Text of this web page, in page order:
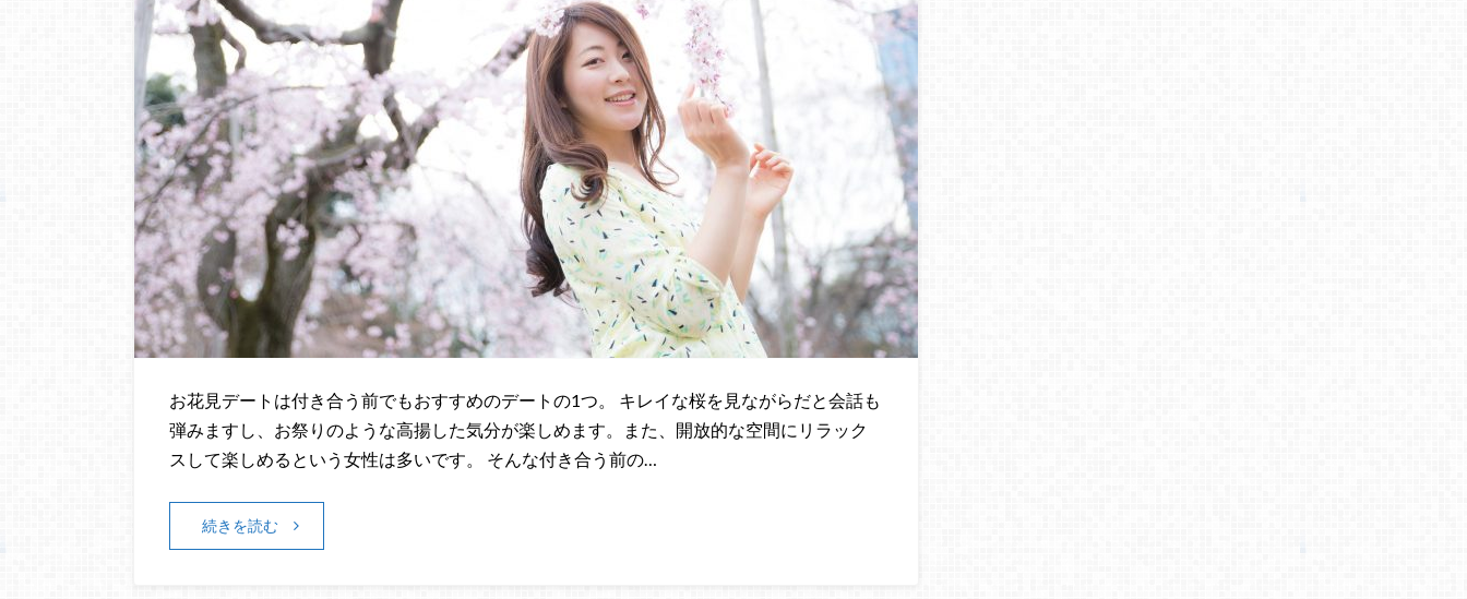
お花見デートは付き合う前でもおすすめのデートの1つ。 キレイな桜を見ながらだと会話も
弾みますし、お祭りのような高揚した気分が楽しめます。また、開放的な空間にリラック
スして楽しめるという女性は多いです。 そんな付き合う前の…
続きを読む